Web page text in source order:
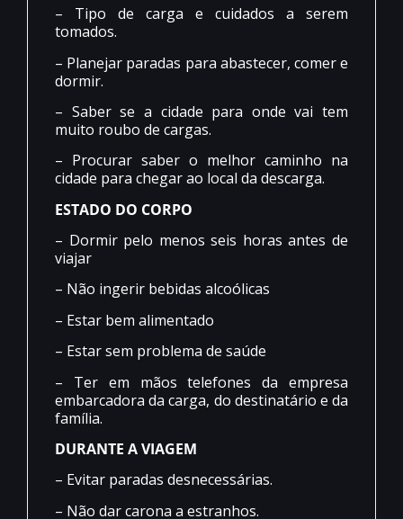
– Tipo de carga e cuidados a serem
tomados.
– Planejar paradas para abastecer, comer e
dormir.
– Saber se a cidade para onde vai tem
muito roubo de cargas.
– Procurar saber o melhor caminho na
cidade para chegar ao local da descarga.
ESTADO DO CORPO
– Dormir pelo menos seis horas antes de
viajar
– Não ingerir bebidas alcoólicas
– Estar bem alimentado
– Estar sem problema de saúde
– Ter em mãos telefones da empresa
embarcadora da carga, do destinatário e da
família.
DURANTE A VIAGEM
– Evitar paradas desnecessárias.
– Não dar carona a estranhos.